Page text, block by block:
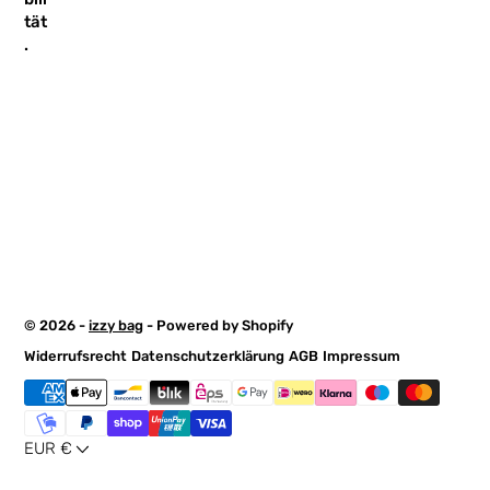
tät
.
© 2026 - izzy bag - Powered by Shopify
Widerrufsrecht Datenschutzerklärung AGB Impressum
EUR €